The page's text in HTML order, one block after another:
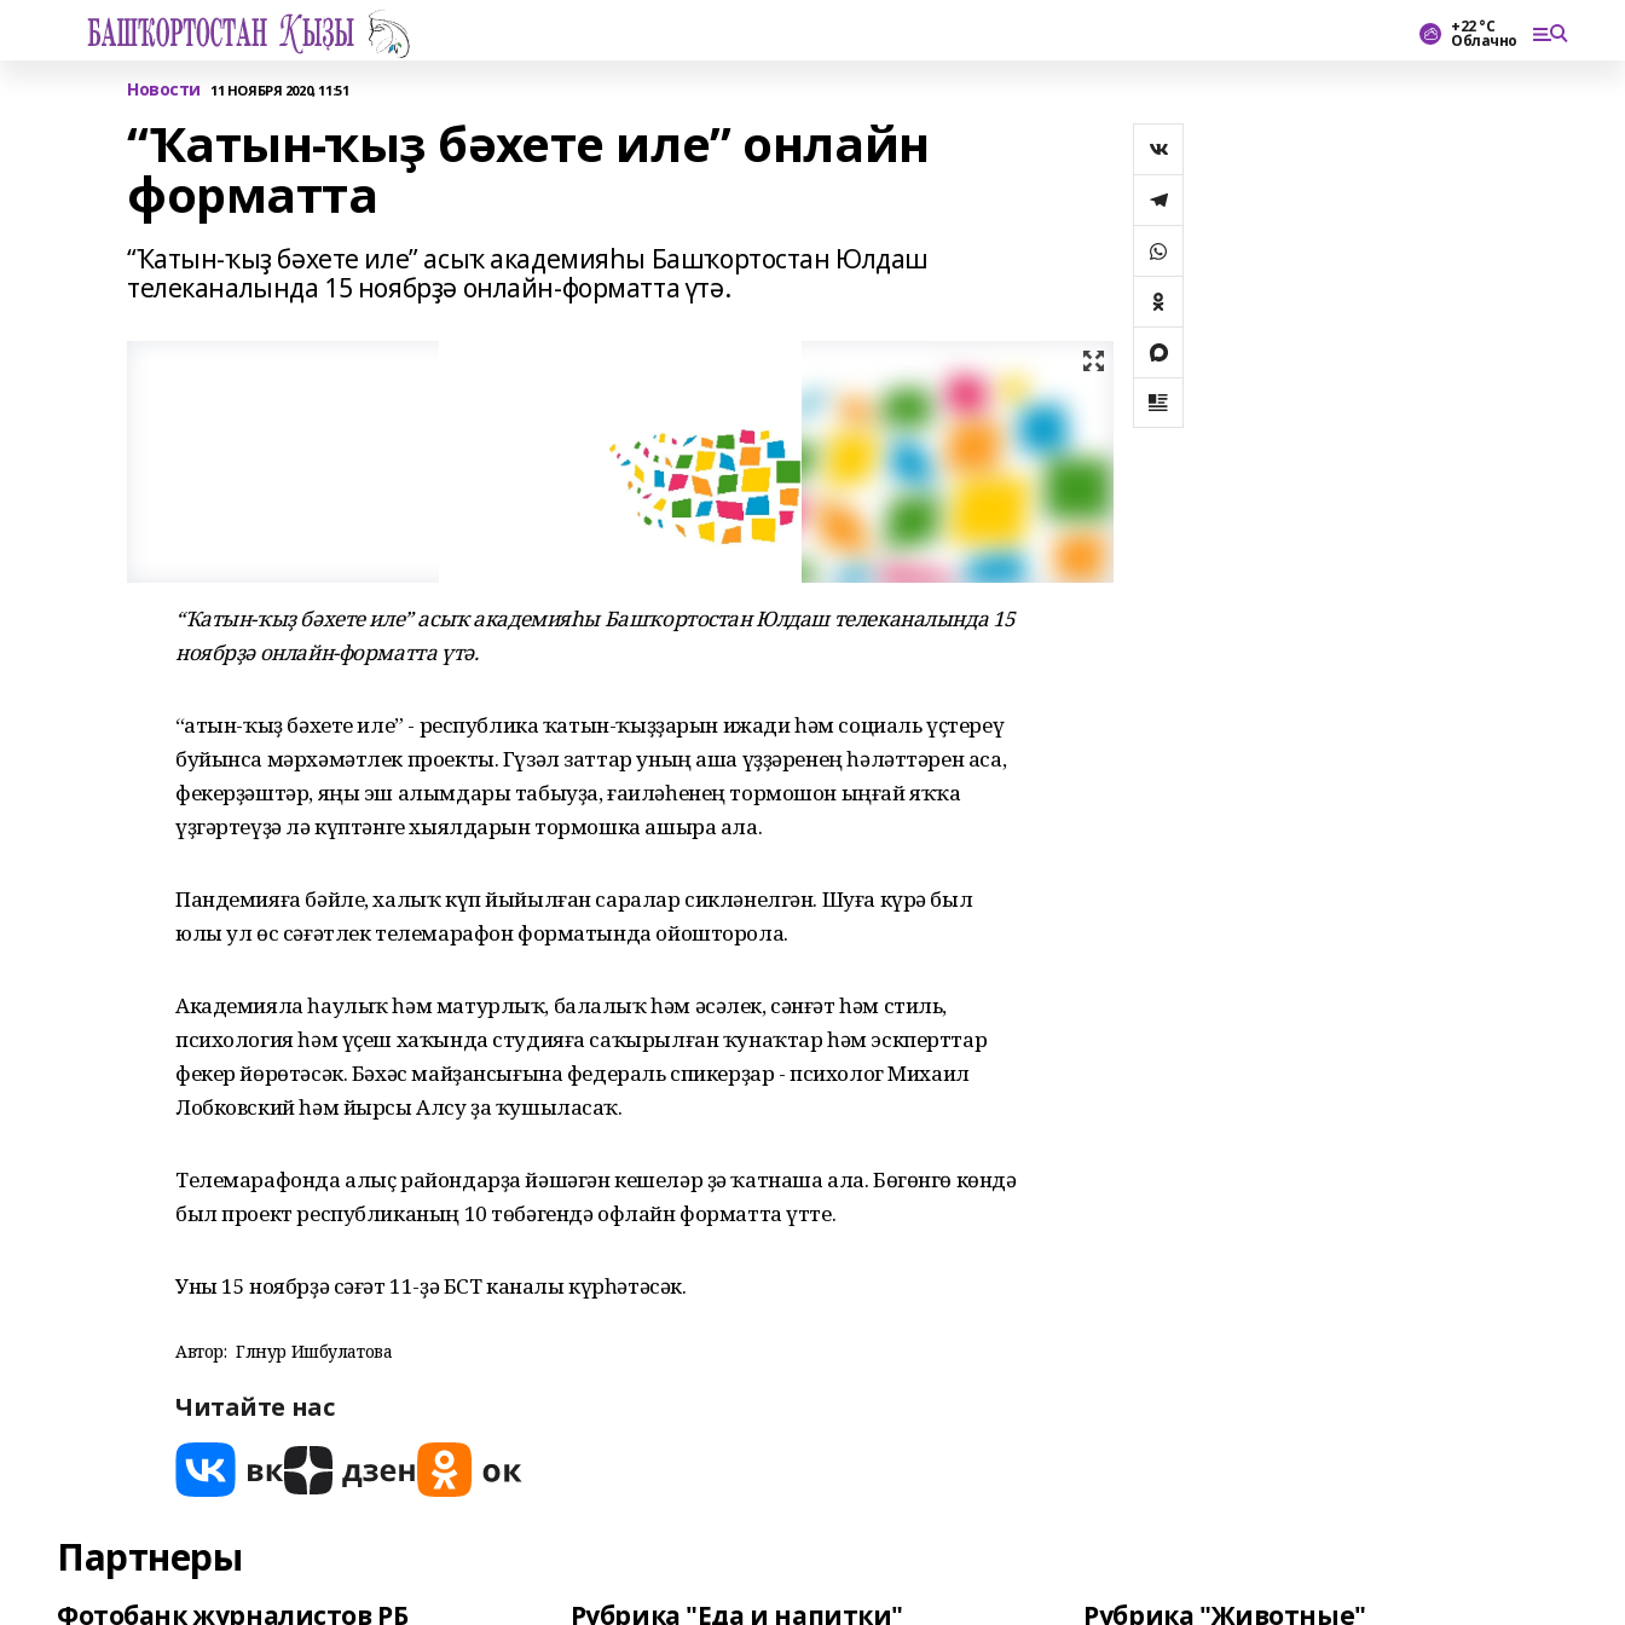
+22 °С
Облачно
Новости 11 НОЯБРЯ 2020, 11:51
“Ҡатын-ҡыҙ бәхете иле” онлайн
форматта
“Ҡатын-ҡыҙ бәхете иле” асыҡ академияһы Башҡортостан Юлдаш
телеканалында 15 ноябрҙә онлайн-форматта үтә.
“Ҡатын-ҡыҙ бәхете иле” асыҡ академияһы Башҡортостан Юлдаш телеканалында 15
ноябрҙә онлайн-форматта үтә.
“Ҡатын-ҡыҙ бәхете иле” - республика ҡатын-ҡыҙҙарын ижади һәм социаль үҫтереү
буйынса мәрхәмәтлек проекты. Гүзәл заттар уның аша үҙҙәренең һәләттәрен аса,
фекерҙәштәр, яңы эш алымдары табыуҙа, ғаиләһенең тормошон ыңғай яҡҡа
үҙгәртеүҙә лә күптәнге хыялдарын тормошка ашыра ала.
Пандемияға бәйле, халыҡ күп йыйылған саралар сикләнелгән. Шуға күрә был
юлы ул өс сәғәтлек телемарафон форматында ойошторола.
Академияла һаулыҡ һәм матурлыҡ, балалыҡ һәм әсәлек, сәнғәт һәм стиль,
психология һәм үҫеш хаҡында студияға саҡырылған ҡунаҡтар һәм эскперттар
фекер йөрөтәсәк. Бәхәс майҙансығына федераль спикерҙар - психолог Михаил
Лобковский һәм йырсы Алсу ҙа ҡушыласаҡ.
Телемарафонда алыҫ райондарҙа йәшәгән кешеләр ҙә ҡатнаша ала. Бөгөнгө көндә
был проект республиканың 10 төбәгендә офлайн форматта үтте.
Уны 15 ноябрҙә сәғәт 11-ҙә БСТ каналы күрһәтәсәк.
Автор: Гөлнур Ишбулатова
Читайте нас
Партнеры
Фотобанк журналистов РБ Рубрика "Еда и напитки" Рубрика "Животные"